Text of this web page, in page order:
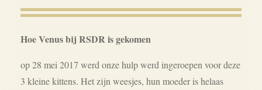
Hoe Venus bij RSDR is gekomen
op 28 mei 2017 werd onze hulp werd ingeroepen voor deze
3 kleine kittens. Het zijn weesjes, hun moeder is helaas